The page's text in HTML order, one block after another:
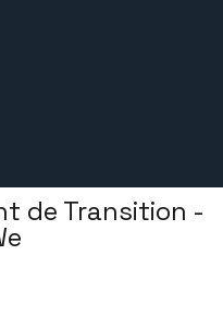
de Transition -